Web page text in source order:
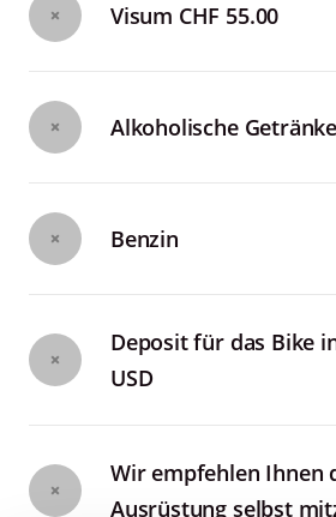
Visum CHF 55.00
Alkoholische Getränke
Benzin
Deposit für das Bike
USD
Wir empfehlen Ihnen
Ausrüstung selbst